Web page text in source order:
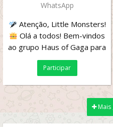
WhatsApp
Atenção, Little Monsters!
Olá a todos! Bem-vindos
ao grupo Haus of Gaga para
os queridos fãs da Lady...
Participar
Mais